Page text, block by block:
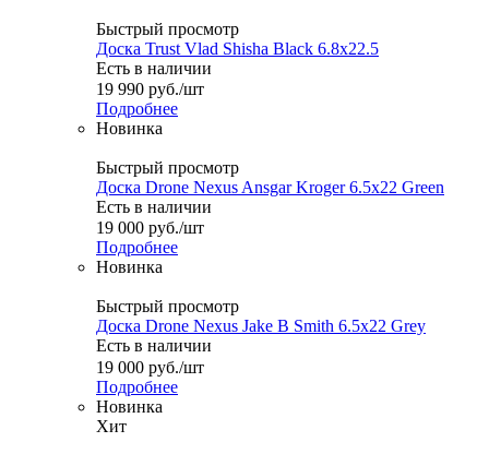
Быстрый просмотр
Доска Trust Vlad Shisha Black 6.8x22.5
Есть в наличии
19 990 руб./шт
Подробнее
Новинка
Быстрый просмотр
Доска Drone Nexus Ansgar Kroger 6.5x22 Green
Есть в наличии
19 000 руб./шт
Подробнее
Новинка
Быстрый просмотр
Доска Drone Nexus Jake B Smith 6.5x22 Grey
Есть в наличии
19 000 руб./шт
Подробнее
Новинка
Хит